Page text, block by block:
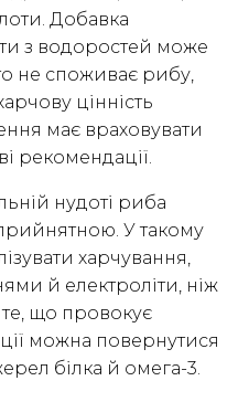
Добавка
з водоростей може
не споживає рибу,
цінність
має враховувати
рекомендації.
нудоті риба
У такому
харчування,
й електроліти, ніж
те, що провокує
можна повернутися
білка й омега-3.